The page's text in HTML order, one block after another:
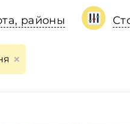
районы